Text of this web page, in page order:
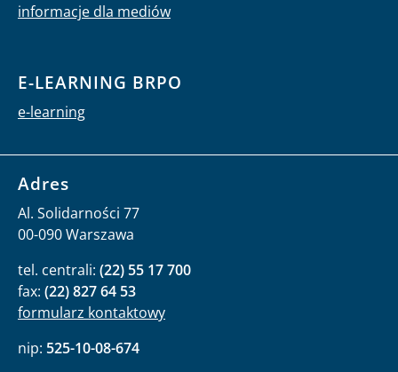
informacje dla mediów
E-LEARNING BRPO
e-learning
Adres
Al. Solidarności 77
00-090 Warszawa
tel. centrali: (22) 55 17 700
fax: (22) 827 64 53
formularz kontaktowy
nip: 525-10-08-674